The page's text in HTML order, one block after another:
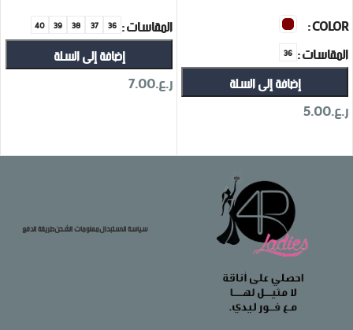
COLOR
المقاسات
36
إضافة إلى السلة
ر.ع.5.00
المقاسات
36
37
38
39
40
إضافة إلى السلة
ر.ع.7.00
سياسة الاستبدالمعلومات الشحنطريقة الدفع